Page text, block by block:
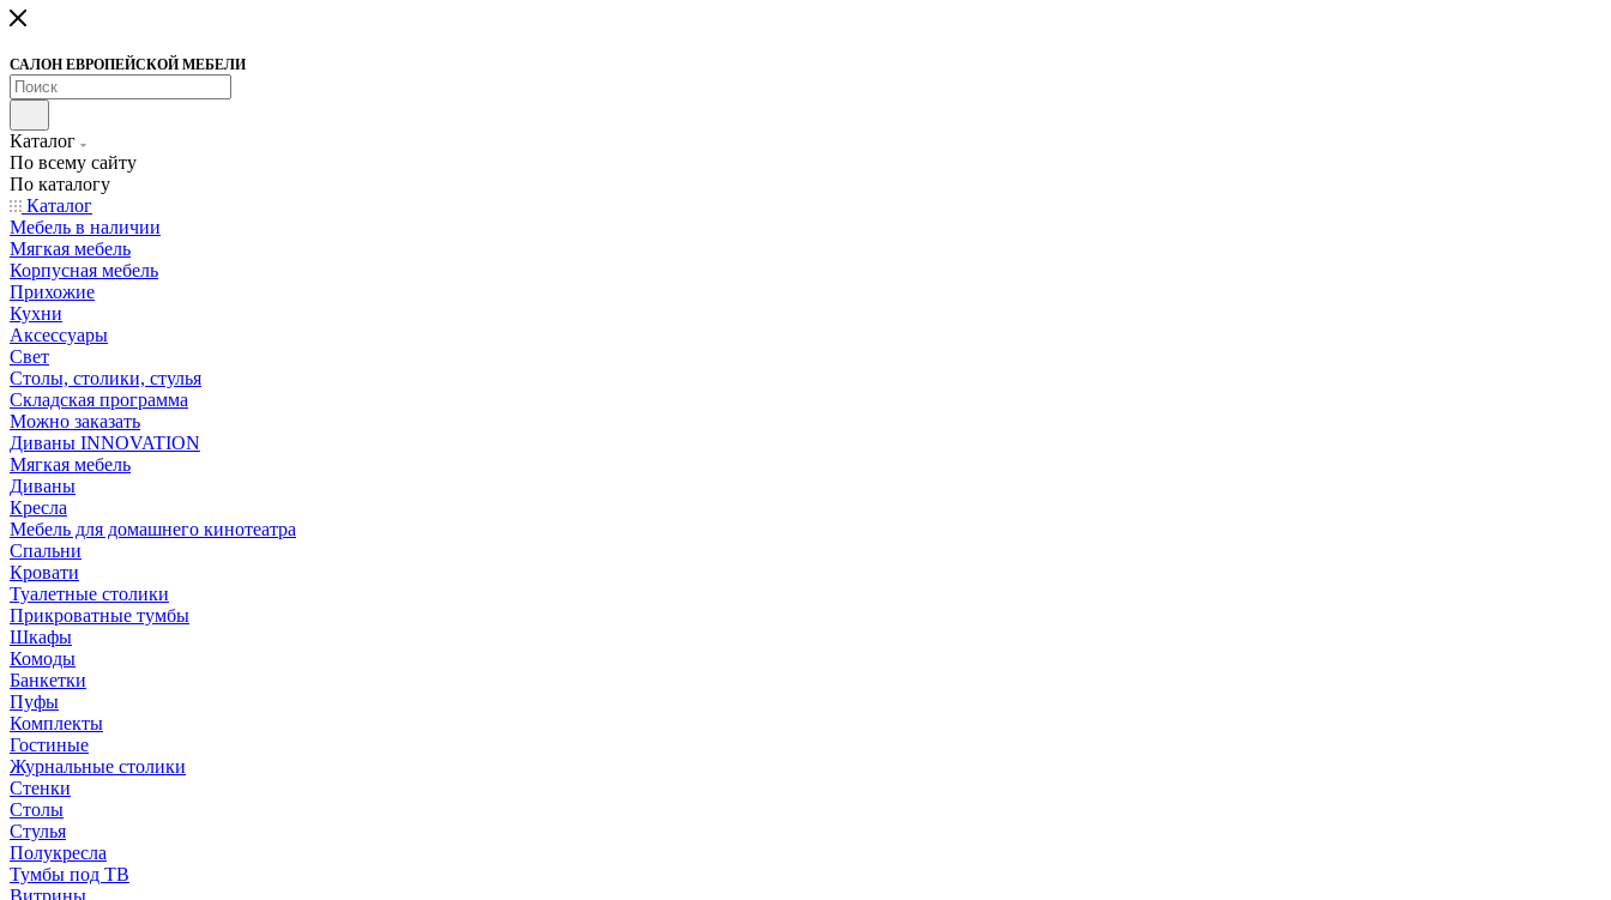
САЛОН ЕВРОПЕЙСКОЙ МЕБЕЛИ
Каталог
По всему сайту
По каталогу
Каталог
Мебель в наличии
Мягкая мебель
Корпусная мебель
Прихожие
Кухни
Аксессуары
Свет
Столы, столики, стулья
Складская программа
Можно заказать
Диваны INNOVATION
Мягкая мебель
Диваны
Кресла
Мебель для домашнего кинотеатра
Спальни
Кровати
Туалетные столики
Прикроватные тумбы
Шкафы
Комоды
Банкетки
Пуфы
Комплекты
Гостиные
Журнальные столики
Стенки
Столы
Стулья
Полукресла
Тумбы под ТВ
Витрины